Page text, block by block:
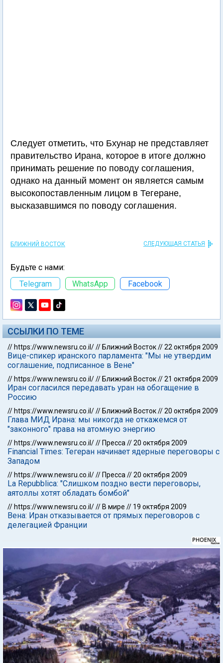
Следует отметить, что Бхунар не представляет
правительство Ирана, которое в итоге должно
принимать решение по поводу соглашения,
однако на данный момент он является самым
высокопоставленным лицом в Тегеране,
высказавшимся по поводу соглашения.
БЛИЖНИЙ ВОСТОК СЛЕДУЮЩАЯ СТАТЬЯ
Будьте с нами:
Telegram
WhatsApp Facebook
ССЫЛКИ ПО ТЕМЕ
// https://www.newsru.co.il/// Ближний Восток//22 октября 2009
Вице-спикер иранского парламента: "Мы не утвердим
соглашение, подписанное в Вене"
// https://www.newsru.co.il/// Ближний Восток//21 октября 2009
Иран согласился передавать уран на обогащение в
Россию
// https://www.newsru.co.il/// Ближний Восток//20 октября 2009
Глава МИД Ирана: мы никогда не откажемся от
"законного" права на атомную энергию
// https://www.newsru.co.il/// Пресса //20 октября 2009
Financial Times: Тегеран начинает ядерные переговоры с
Западом
// https://www.newsru.co.il/// Пресса //20 октября 2009
La Repubblica: "Слишком поздно вести переговоры,
аятоллы хотят обладать бомбой"
// https://www.newsru.co.il/// В мире // 19 октября 2009
Вена: Иран отказывается от прямых переговоров с
делегацией Франции